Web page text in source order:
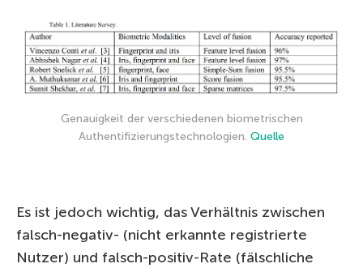
Genauigkeit der verschiedenen biometrischen
Authentifizierungstechnologien. Quelle
Es ist jedoch wichtig, das Verhältnis zwischen
falsch-negativ- (nicht erkannte registrierte
Nutzer) und falsch-positiv-Rate (fälschliche